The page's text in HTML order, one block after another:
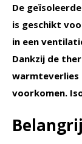
De
is geschikt
in een
Dankzij de
warmteverlies
voorkomen.